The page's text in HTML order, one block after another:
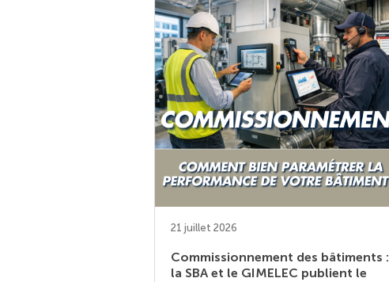
21 juillet 2026
Commissionnement des bâtiments :
la SBA et le GIMELEC publient le